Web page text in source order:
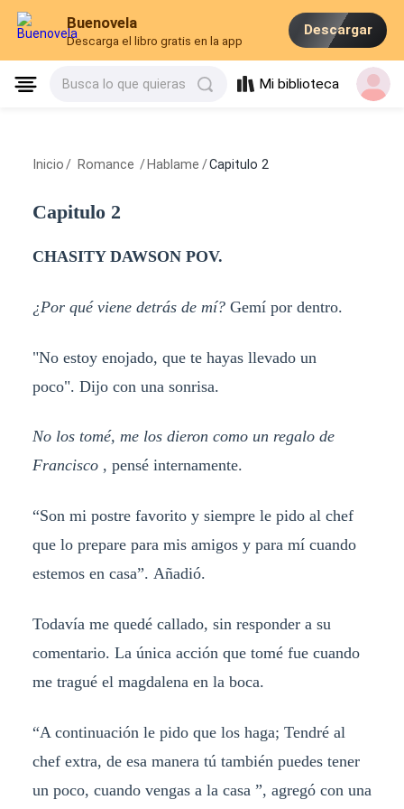
Buenovela
Descarga el libro gratis en la app
Descargar
Busca lo que quieras Mi biblioteca
Inicio / Romance / Hablame /Capitulo 2
Capitulo 2
CHASITY DAWSON POV.
¿Por qué viene detrás de mí? Gemí por dentro.
"No estoy enojado, que te hayas llevado un
poco". Dijo con una sonrisa.
No los tomé, me los dieron como un regalo de
Francisco , pensé internamente.
“Son mi postre favorito y siempre le pido al chef
que lo prepare para mis amigos y para mí cuando
estemos en casa”. Añadió.
Todavía me quedé callado, sin responder a su
comentario. La única acción que tomé fue cuando
me tragué el magdalena en la boca.
“A continuación le pido que los haga; Tendré al
chef extra, de esa manera tú también puedes tener
un poco, cuando vengas a la casa ”, agregó con una